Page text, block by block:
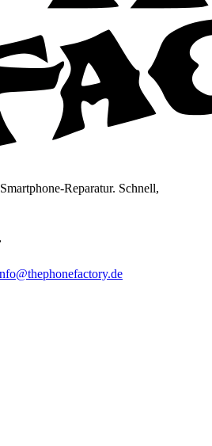
Reparatur. Schnell,
,